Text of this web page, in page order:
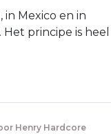
Mexico en in
principe is heel
Henry Hardcore